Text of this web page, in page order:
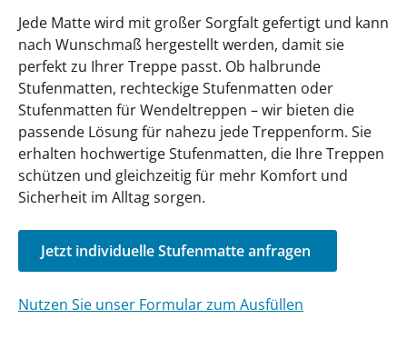
Jede Matte wird mit großer Sorgfalt gefertigt und kann
nach Wunschmaß hergestellt werden, damit sie
perfekt zu Ihrer Treppe passt. Ob halbrunde
Stufenmatten, rechteckige Stufenmatten oder
Stufenmatten für Wendeltreppen – wir bieten die
passende Lösung für nahezu jede Treppenform. Sie
erhalten hochwertige Stufenmatten, die Ihre Treppen
schützen und gleichzeitig für mehr Komfort und
Sicherheit im Alltag sorgen.
Jetzt individuelle Stufenmatte anfragen
Nutzen Sie unser Formular zum Ausfüllen